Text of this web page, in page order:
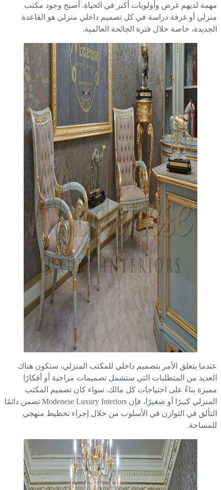
لديهم غرض وأولويات أكبر في الحياة. أصبح وجود مكتب
أو غرفة دراسة في كل تصميم داخلي منزلي هو القاعدة
خاصة خلال فترة الجائحة العالمية.
يتعلق الأمر بتصميم داخلي للمكتب المنزلي، ستكون هناك
من المتطلبات التي ستشمل تصميمات مزاجية أو أفكارًا
بناءً على احتياجات كل مالك. سواء كان تصميم المكتب
المنزلي كبيرًا أو صغيرًا، فإن Modenese Luxury Interiors تضمن دائمًا
في التوازن في الأسلوب من خلال إجراء تخطيط منهجي